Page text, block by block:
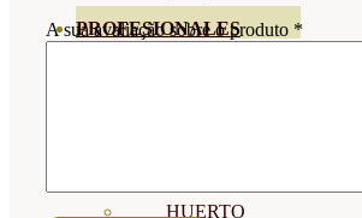
PROFESIONALES
HUERTO
A sua avaliação sobre o produto *